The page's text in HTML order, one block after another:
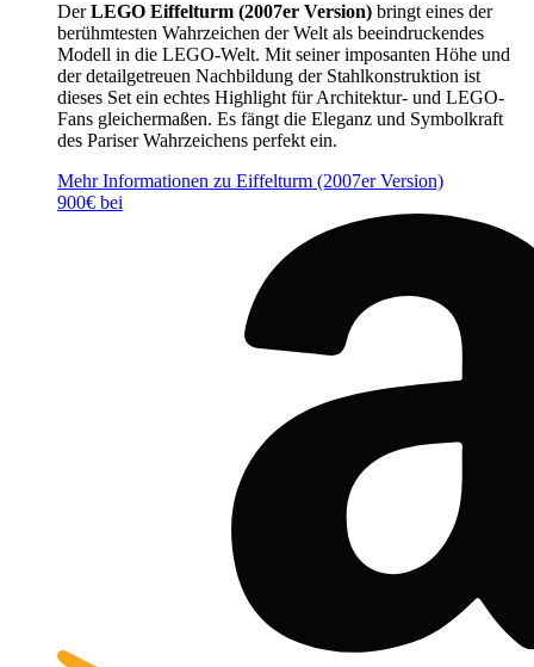
DerLEGO Eiffelturm (2007er Version) bringt eines der
berühmtesten Wahrzeichen der Welt als beeindruckendes
Modell in die LEGO-Welt. Mit seiner imposanten Höhe und
der detailgetreuen Nachbildung der Stahlkonstruktion ist
dieses Set ein echtes Highlight für Architektur- und LEGO-
Fans gleichermaßen. Es fängt die Eleganz und Symbolkraft
des Pariser Wahrzeichens perfekt ein.
Mehr Informationen zu Eiffelturm (2007er Version)
900€ bei